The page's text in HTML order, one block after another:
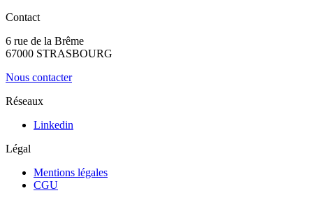
Contact
6 rue de la Brême
67000 STRASBOURG
Nous contacter
Réseaux
Linkedin
Légal
Mentions légales
CGU